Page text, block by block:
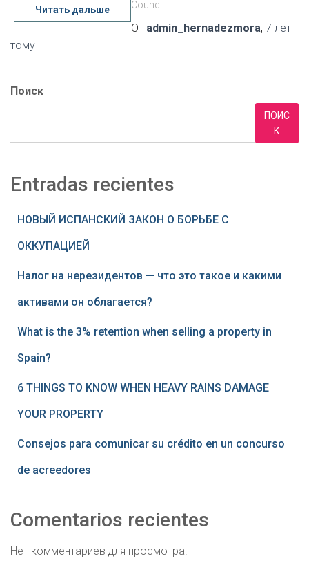
Council
Читать дальше
От admin_hernadezmora, 7 лет
тому
Поиск
ПОИС
К
Entradas recientes
НОВЫЙ ИСПАНСКИЙ ЗАКОН О БОРЬБЕ С
ОККУПАЦИЕЙ
Налог на нерезидентов — что это такое и какими
активами он облагается?
What is the 3% retention when selling a property in
Spain?
6 THINGS TO KNOW WHEN HEAVY RAINS DAMAGE
YOUR PROPERTY
Consejos para comunicar su crédito en un concurso
de acreedores
Comentarios recientes
Нет комментариев для просмотра.